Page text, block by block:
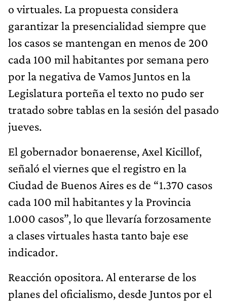
o virtuales. La propuesta considera
garantizar la presencialidad siempre que
los casos se mantengan en menos de 200
cada 100 mil habitantes por semana pero
por la negativa de Vamos Juntos en la
Legislatura porteña el texto no pudo ser
tratado sobre tablas en la sesión del pasado
jueves.
El gobernador bonaerense, Axel Kicillof,
señaló el viernes que el registro en la
Ciudad de Buenos Aires es de “1.370 casos
cada 100 mil habitantes y la Provincia
1.000 casos”, lo que llevaría forzosamente
a clases virtuales hasta tanto baje ese
indicador.
Reacción opositora. Al enterarse de los
planes del oficialismo, desde Juntos por el